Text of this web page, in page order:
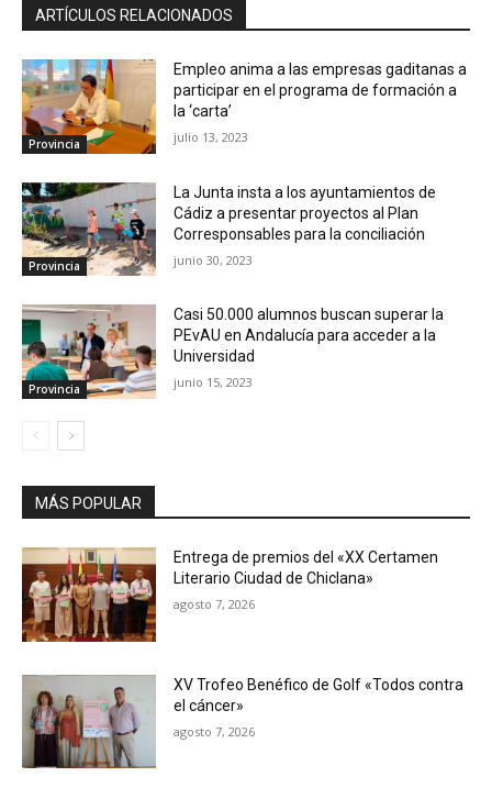
ARTÍCULOS RELACIONADOS
Provincia
Empleo anima a las empresas gaditanas a
participar en el programa de formación a
la ‘carta’
julio 13, 2023
Provincia
La Junta insta a los ayuntamientos de
Cádiz a presentar proyectos al Plan
Corresponsables para la conciliación
junio 30, 2023
Provincia
Casi 50.000 alumnos buscan superar la
PEvAU en Andalucía para acceder a la
Universidad
junio 15, 2023
MÁS POPULAR
Entrega de premios del «XX Certamen
Literario Ciudad de Chiclana»
agosto 7, 2026
XV Trofeo Benéfico de Golf «Todos contra
el cáncer»
agosto 7, 2026